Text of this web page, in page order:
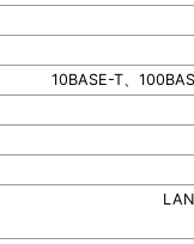
10BASE-T、